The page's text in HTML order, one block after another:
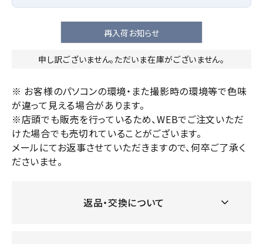
再入荷お知らせ
申し訳ございません。ただいま在庫がございません。
※ お客様のパソコンの環境・また撮影時の環境等で色味
が違って見える場合があります。
※店頭でも販売を行っているため、WEBでご注文いただ
けた場合でも売切れていることがございます。
メールにてお返事させていただきますので、何卒ご了承く
ださいませ。
返品・交換について